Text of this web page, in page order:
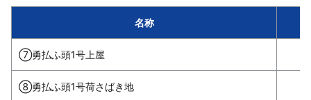
名称
⑦勇払ふ頭1号上屋
⑧勇払ふ頭1号荷さばき地